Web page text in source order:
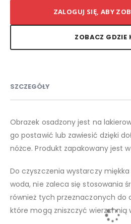
ZALOGUJ SIĘ, ABY
ZOBACZ GDZIE
SZCZEGÓŁY
Obrazek osadzony jest na
go postawić lub zawiesić dzięki
nóżce. Produkt zapakowany jest
Do czyszczenia wystarczy
woda, nie zaleca się stosowania
również tych przeznaczonych do
które mogą zniszczyć wierzchnią